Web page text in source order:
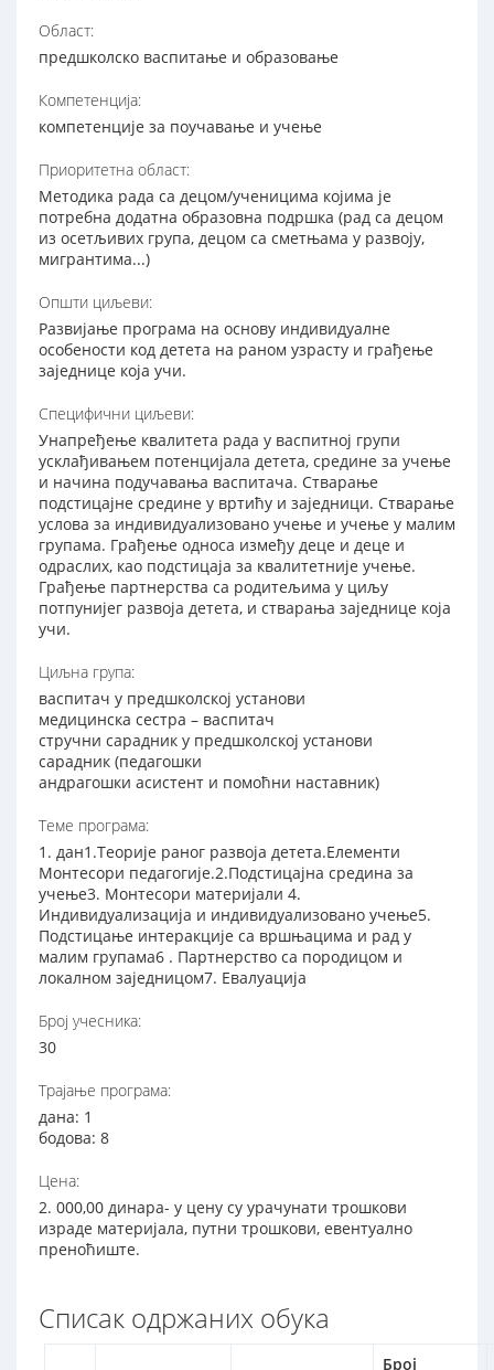
Област:
предшколско васпитање и образовање
Компетенција:
компетенције за поучавање и учење
Приоритетна област:
Методика рада са децом/ученицима којима је
потребна додатна образовна подршка (рад са децом
из осетљивих група, децом са сметњама у развоју,
мигрантима...)
Општи циљеви:
Развијање програма на основу индивидуалне
особености код детета на раном узрасту и грађење
заједнице која учи.
Специфични циљеви:
Унапређење квалитета рада у васпитној групи
усклађивањем потенцијала детета, средине за учење
и начина подучавања васпитача. Стварање
подстицајне средине у вртићу и заједници. Стварање
услова за индивидуализовано учење и учење у малим
групама. Грађење односа између деце и деце и
одраслих, као подстицаја за квалитетније учење.
Грађење партнерства са родитељима у циљу
потпунијег развоја детета, и стварања заједнице која
учи.
Циљна група:
васпитач у предшколској установи
медицинска сестра – васпитач
стручни сарадник у предшколској установи
сарадник (педагошки
андрагошки асистент и помоћни наставник)
Теме програма:
1. дан1.Теорије раног развоја детета.Елементи
Монтесори педагогије.2.Подстицајна средина за
учење3. Монтесори материјали 4.
Индивидуализација и индивидуализовано учење5.
Подстицање интеракције са вршњацима и рад у
малим групама6 . Партнерство са породицом и
локалном заједницом7. Евалуација
Број учесника:
30
Трајање програма:
дана: 1
бодова: 8
Цена:
2. 000,00 динара- у цену су урачунати трошкови
израде материјала, путни трошкови, евентуално
преноћиште.
Списак одржаних обука
Број